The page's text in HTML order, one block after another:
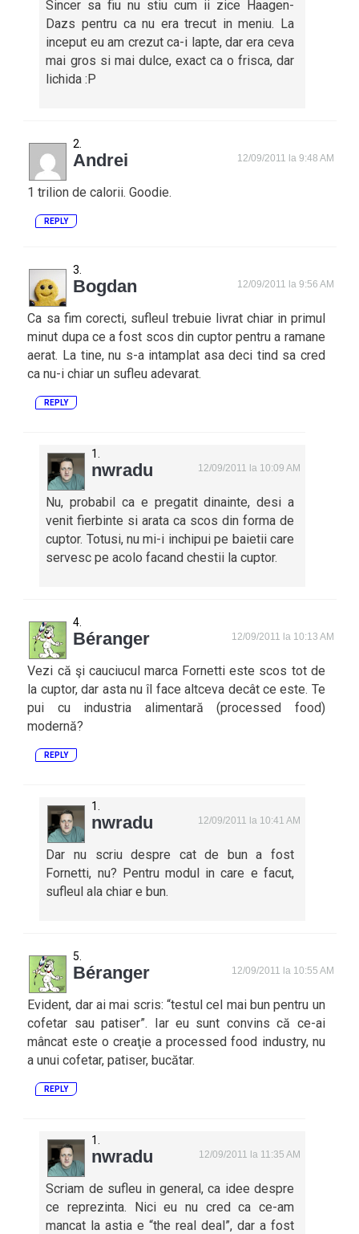
Sincer sa fiu nu stiu cum ii zice Haagen-
Dazs pentru ca nu era trecut in meniu. La
inceput eu am crezut ca-i lapte, dar era ceva
mai gros si mai dulce, exact ca o frisca, dar
lichida :P
Andrei 12/09/2011 la 9:48 AM
1 trilion de calorii. Goodie.
REPLY
Bogdan 12/09/2011 la 9:56 AM
Ca sa fim corecti, sufleul trebuie livrat chiar in primul
minut dupa ce a fost scos din cuptor pentru a ramane
aerat. La tine, nu s-a intamplat asa deci tind sa cred
ca nu-i chiar un sufleu adevarat.
REPLY
nwradu 12/09/2011 la 10:09 AM
Nu, probabil ca e pregatit dinainte, desi a
venit fierbinte si arata ca scos din forma de
cuptor. Totusi, nu mi-i inchipui pe baietii care
servesc pe acolo facand chestii la cuptor.
Béranger 12/09/2011 la 10:13 AM
Vezi că şi cauciucul marca Fornetti este scos tot de
la cuptor, dar asta nu îl face altceva decât ce este. Te
pui cu industria alimentară (processed food)
modernă?
REPLY
nwradu 12/09/2011 la 10:41 AM
Dar nu scriu despre cat de bun a fost
Fornetti, nu? Pentru modul in care e facut,
sufleul ala chiar e bun.
Béranger 12/09/2011 la 10:55 AM
Evident, dar ai mai scris: “testul cel mai bun pentru un
cofetar sau patiser”. Iar eu sunt convins că ce-ai
mâncat este o creaţie a processed food industry, nu
a unui cofetar, patiser, bucătar.
REPLY
nwradu 12/09/2011 la 11:35 AM
Scriam de sufleu in general, ca idee despre
ce reprezinta. Nici eu nu cred ca ce-am
mancat la astia e “the real deal”, dar a fost